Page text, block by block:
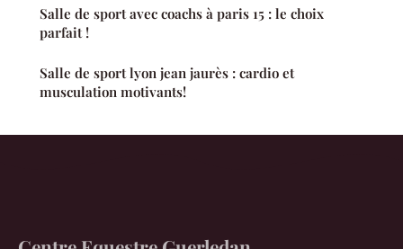
Salle de sport avec coachs à paris 15 : le choix
parfait !
Salle de sport lyon jean jaurès : cardio et
musculation motivants!